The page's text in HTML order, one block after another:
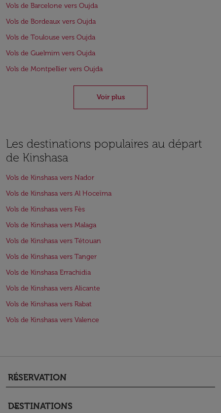
Vols de Barcelone vers Oujda
Vols de Bordeaux vers Oujda
Vols de Toulouse vers Oujda
Vols de Guelmim vers Oujda
Vols de Montpellier vers Oujda
Voir plus
Les destinations populaires au départ
de Kinshasa
Vols de Kinshasa vers Nador
Vols de Kinshasa vers Al Hoceïma
Vols de Kinshasa vers Fès
Vols de Kinshasa vers Malaga
Vols de Kinshasa vers Tétouan
Vols de Kinshasa vers Tanger
Vols de Kinshasa Errachidia
Vols de Kinshasa vers Alicante
Vols de Kinshasa vers Rabat
Vols de Kinshasa vers Valence
RÉSERVATION
keyboard_arrow_down
DESTINATIONS
keyboard_arrow_down